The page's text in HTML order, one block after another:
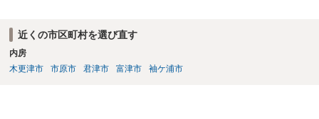
近くの市区町村を選び直す
内房
木更津市
市原市 君津市 富津市 袖ケ浦市